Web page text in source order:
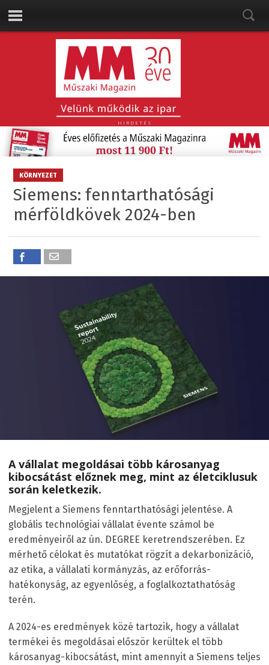
HIRDETÉS
KÖRNYEZET
Siemens: fenntarthatósági
mérföldkövek 2024-ben
A vállalat megoldásai több károsanyag
kibocsátást előznek meg, mint az életciklusuk
során keletkezik.
Megjelent a Siemens fenntarthatósági jelentése. A
globális technológiai vállalat évente számol be
eredményeiről az ún. DEGREE keretrendszerében. Ez
mérhető célokat és mutatókat rögzít a dekarbonizáció,
az etika, a vállalati kormányzás, az erőforrás-
hatékonyság, az egyenlőség, a foglalkoztathatóság
terén.
A 2024-es eredmények közé tartozik, hogy a vállalat
termékei és megoldásai először kerültek el több
károsanyag-kibocsátást, mint amennyit a Siemens teljes